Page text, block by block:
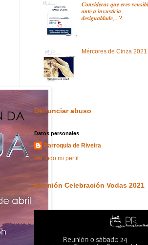
𝑪𝒐𝒏𝒔𝒊𝒅𝒆𝒓𝒂𝒔 𝒒𝒖𝒆 𝒆𝒓𝒆𝒔
𝒂𝒏𝒕𝒆 𝒂 𝒊𝒏𝒙𝒖𝒔𝒕𝒊𝒄𝒊𝒂,
𝒅𝒆𝒔𝒊𝒈𝒖𝒂𝒍𝒅𝒂𝒅𝒆,...?
Mércores de Cinza 2021
Denunciar abuso
Datos personales
Parroquia de Riveira
Ver todo mi perfil
Reunión Celebración Vodas 2021